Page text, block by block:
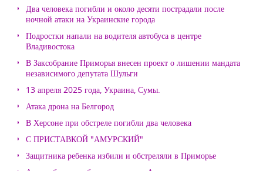
Два человека погибли и около десяти пострадали после
ночной атаки на Украинские города
Подростки напали на водителя автобуса в центре
Владивостока
В Заксобрание Приморья внесен проект о лишении мандата
независимого депутата Шульги
13 апреля 2025 года, Украина, Сумы.
Атака дрона на Белгород
В Херсоне при обстреле погибли два человека
С ПРИСТАВКОЙ "АМУРСКИЙ"
Защитника ребенка избили и обстреляли в Приморье